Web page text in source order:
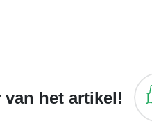
het artikel!